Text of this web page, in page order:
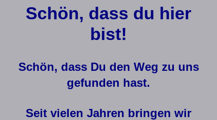
Schön, dass du hier
bist!
Schön, dass Du den Weg zu uns
gefunden hast.
Seit vielen Jahren bringen wir